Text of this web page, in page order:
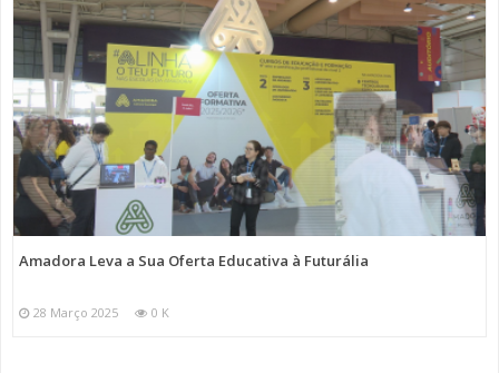
Amadora Leva a Sua Oferta Educativa à Futurália
28 Março 2025 0 K